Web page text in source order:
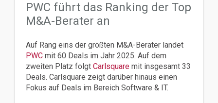
PWC führt das Ranking der Top
M&A-Berater an
Auf Rang eins der größten M&A-Berater landet
PWCmit 60 Deals im Jahr 2025. Auf dem
zweiten Platz folgt Carlsquaremit insgesamt 33
Deals. Carlsquare zeigt darüber hinaus einen
Fokus auf Deals im Bereich Software & IT.